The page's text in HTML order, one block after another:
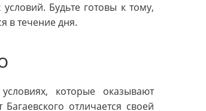
Будьте готовы к тому,
в течение дня.
которые оказывают
отличается своей